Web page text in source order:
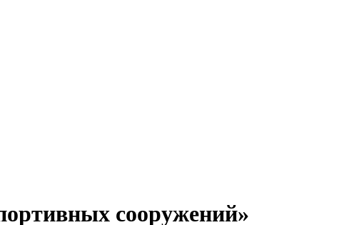
сооружений»